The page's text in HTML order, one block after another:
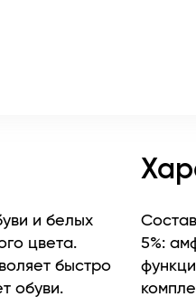
и белых
цвета.
быстро
обуви.
5%: